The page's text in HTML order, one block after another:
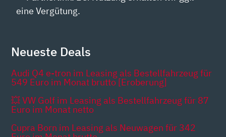
eine Vergütung.
Neueste Deals
Audi Q4 e-tron im Leasing als Bestellfahrzeug für
549 Euro im Monat brutto [Eroberung]
💥 VW Golf im Leasing als Bestellfahrzeug für 87
Euro im Monat netto
Cupra Born im Leasing als Neuwagen für 342